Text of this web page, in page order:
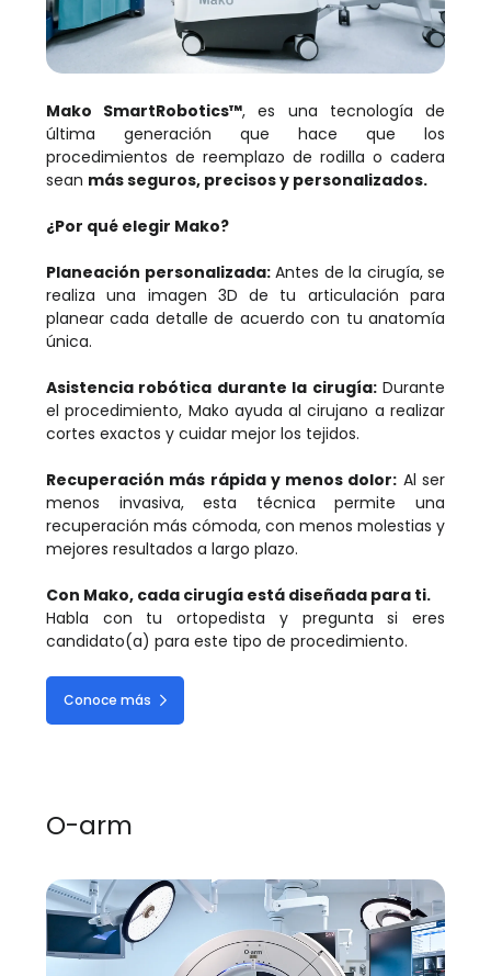
Mako SmartRobotics™, es una tecnología de
última generación que hace que los
procedimientos de reemplazo de rodilla o cadera
sean más seguros, precisos y personalizados.
¿Por qué elegir Mako?
Planeación personalizada:Antes de la cirugía, se
realiza una imagen 3D de tu articulación para
planear cada detalle de acuerdo con tu anatomía
única.
Asistencia robótica durante la cirugía:Durante
el procedimiento, Mako ayuda al cirujano a realizar
cortes exactos y cuidar mejor los tejidos.
Recuperación más rápida y menos dolor: Al ser
menos invasiva, esta técnica permite una
recuperación más cómoda, con menos molestias y
mejores resultados a largo plazo.
Con Mako, cada cirugía está diseñada para ti.
Habla con tu ortopedista y pregunta si eres
candidato(a) para este tipo de procedimiento.
Conoce más
O-arm